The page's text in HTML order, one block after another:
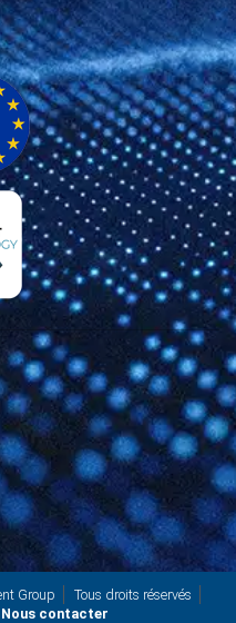
Group
Tous droits réservés
Nous contacter